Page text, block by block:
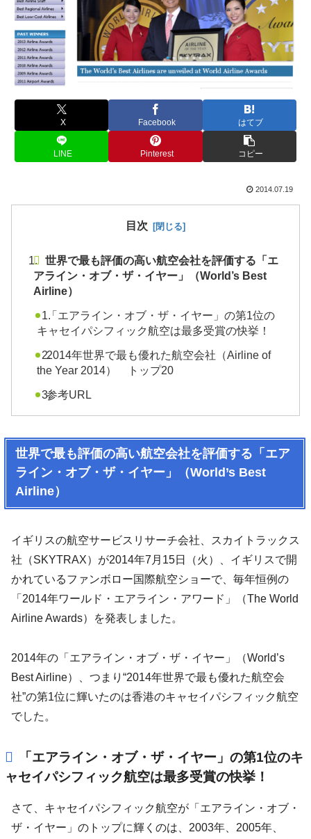
X Facebook はてブ
LINE Pinterest コピー
2014.07.19
目次
世界で最も評価の高い航空会社を評価する「エ
アライン・オブ・ザ・イヤー」（World’s Best
Airline）
「エアライン・オブ・ザ・イヤー」の第1位の
キャセイパシフィック航空は最多受賞の快挙！
2014年世界で最も優れた航空会社（Airline of
the Year 2014） トップ20
参考URL
世界で最も評価の高い航空会社を評価する「エア
ライン・オブ・ザ・イヤー」（World’s Best
Airline）
イギリスの航空サービスリサーチ会社、スカイトラックス
社（SKYTRAX）が2014年7月15日（火）、イギリスで開
かれているファンボロー国際航空ショーで、毎年恒例の
「2014年ワールド・エアライン・アワード」（The World
Airline Awards）を発表しました。
2014年の「エアライン・オブ・ザ・イヤー」（World’s
Best Airline）、つまり“2014年世界で最も優れた航空会
社”の第1位に輝いたのは香港のキャセイパシフィック航空
でした。
「エアライン・オブ・ザ・イヤー」の第1位のキ
ャセイパシフィック航空は最多受賞の快挙！
さて、キャセイパシフィック航空が「エアライン・オブ・
ザ・イヤー」のトップに輝くのは、2003年、2005年、